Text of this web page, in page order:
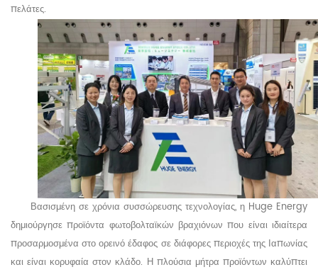
πελάτες.
Βασισμένη σε χρόνια συσσώρευσης τεχνολογίας, η Huge Energy
δημιούργησε προϊόντα φωτοβολταϊκών βραχιόνων που είναι ιδιαίτερα
προσαρμοσμένα στο ορεινό έδαφος σε διάφορες περιοχές της Ιαπωνίας
και είναι κορυφαία στον κλάδο. Η πλούσια μήτρα προϊόντων καλύπτει